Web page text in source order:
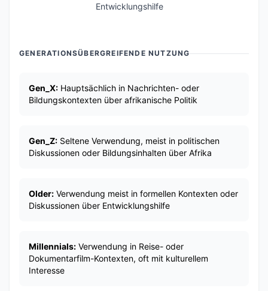
Entwicklungshilfe
GENERATIONSÜBERGREIFENDE NUTZUNG
Gen_X: Hauptsächlich in Nachrichten- oder
Bildungskontexten über afrikanische Politik
Gen_Z: Seltene Verwendung, meist in politischen
Diskussionen oder Bildungsinhalten über Afrika
Older: Verwendung meist in formellen Kontexten oder
Diskussionen über Entwicklungshilfe
Millennials: Verwendung in Reise- oder
Dokumentarfilm-Kontexten, oft mit kulturellem
Interesse